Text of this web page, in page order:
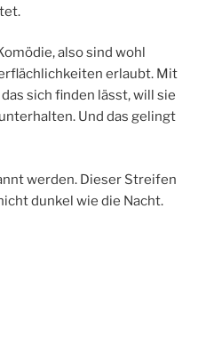
also sind wohl
erlaubt. Mit
sich finden lässt, will sie
Und das gelingt
werden. Dieser Streifen
dunkel wie die Nacht.